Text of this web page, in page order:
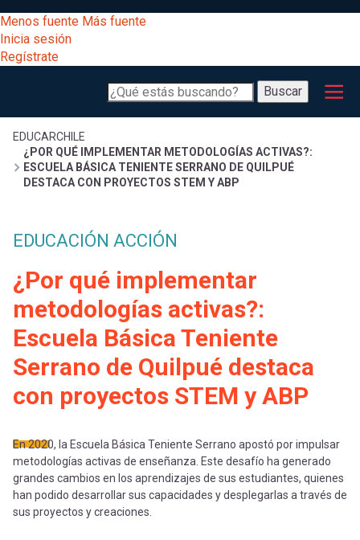
al
contenido
principal
[Educarchile
Escritorio]
Menú
entrar
a
mi
cuenta
Menos fuente Más fuente
Inicia sesión
Regístrate
Buscar
Buscar
Menú
principal
Desarrollo
Expand
Gestión
curricular
Expand
Expand
Expand
[Educarchile
Mobile]
Menú
entrar
Inicia
sesión
Regístrate
Sobrescribir
enlaces
de
ayuda
a
la
navegación
EDUCARCHILE
¿POR QUÉ IMPLEMENTAR METODOLOGÍAS ACTIVAS?:
ESCUELA BÁSICA TENIENTE SERRANO DE QUILPUÉ
DESTACA CON PROYECTOS STEM Y ABP
EDUCACIÓN ACCIÓN
¿Por qué implementar
metodologías activas?:
Escuela Básica Teniente
Serrano de Quilpué destaca
con proyectos STEM y ABP
En 2020, la Escuela Básica Teniente Serrano apostó por impulsar
metodologías activas de enseñanza. Este desafío ha generado
grandes cambios en los aprendizajes de sus estudiantes, quienes
han podido desarrollar sus capacidades y desplegarlas a través de
sus proyectos y creaciones.